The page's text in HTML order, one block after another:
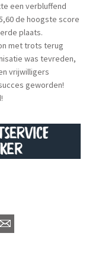
een verbluffend
de hoogste score
plaats.
met trots terug
was tevreden,
vrijwilligers
geworden!